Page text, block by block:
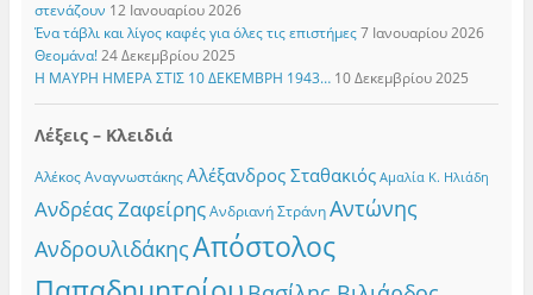
στενάζουν 12 Ιανουαρίου 2026
Ένα τάβλι και λίγος καφές για όλες τις επιστήμες 7 Ιανουαρίου 2026
Θεομάνα! 24 Δεκεμβρίου 2025
Η ΜΑΥΡΗ ΗΜΕΡΑ ΣΤΙΣ 10 ΔΕΚΕΜΒΡΗ 1943… 10 Δεκεμβρίου 2025
Λέξεις – Κλειδιά
Αλέκος Αναγνωστάκης Αλέξανδρος Σταθακιός Αμαλία Κ. Ηλιάδη
Ανδρέας Ζαφείρης Ανδριανή Στράνη Αντώνης
ΑνδρουλιδάκηςΑπόστολος